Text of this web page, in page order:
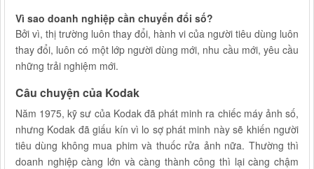
Vì sao doanh nghiệp cần chuyển đổi số?
Bởi vì, thị trường luôn thay đổi, hành vi của người tiêu dùng luôn
thay đổi, luôn có một lớp người dùng mới, nhu cầu mới, yêu cầu
những trải nghiệm mới.
Câu chuyện của Kodak
Năm 1975, kỹ sư của Kodak đã phát minh ra chiếc máy ảnh số,
nhưng Kodak đã giấu kín vì lo sợ phát minh này sẽ khiến người
tiêu dùng không mua phim và thuốc rửa ảnh nữa. Thường thì
doanh nghiệp càng lớn và càng thành công thì lại càng chậm